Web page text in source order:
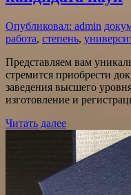
Опубликовал: admin
работа, степень,
Представляем вам
стремится приобрести
заведения высшего
изготовление и
Читать далее